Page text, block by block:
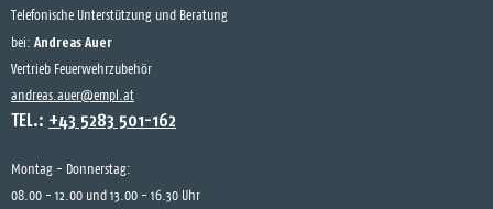
Telefonische Unterstützung und Beratung
bei: Andreas Auer
Vertrieb Feuerwehrzubehör
andreas.auer@empl.at
TEL.: +43 5283 501-162
Montag - Donnerstag:
08.00 - 12.00 und 13.00 - 16.30 Uhr